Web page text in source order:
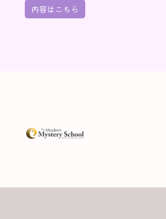
内容はこちら